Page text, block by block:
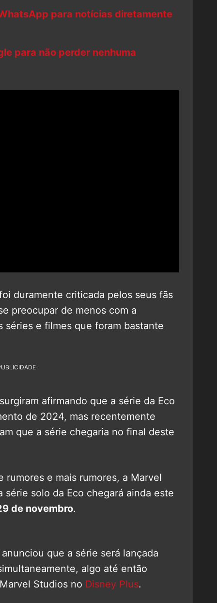
para notícias diretamente
para não perder nenhuma
duramente criticada pelos seus fãs
preocupar de menos com a
séries e filmes que foram bastante
afirmando que a série da Eco
de 2024, mas recentemente
que a série chegaria no final deste
rumores e mais rumores, a Marvel
série solo da Eco chegará ainda este
de novembro.
que a série será lançada
algo até então
Studios no Disney Plus.